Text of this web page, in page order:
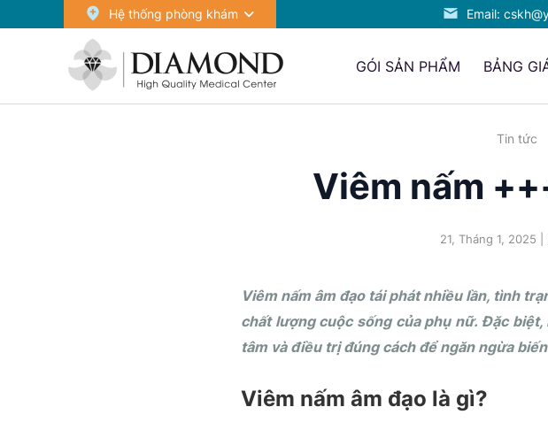
Hệ thống phòng khám Email:
GÓI SẢN PHẨM BẢNG
Tin tức
Viêm nấm
21, Tháng 1, 2025 |
Viêm nấm âm đạo tái phát nhiều lần, tình
chất lượng cuộc sống của phụ nữ. Đặc
tâm và điều trị đúng cách để ngăn ngừa
Viêm nấm âm đạo là gì?